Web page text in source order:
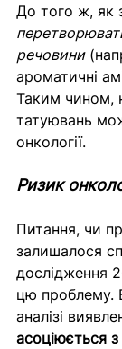
До того ж, як
речовини
ароматичні
Таким чином,
татуювань
онкології.
Ризик
Питання, чи
залишалося
дослідження
цю проблему.
аналізі
асоціюється